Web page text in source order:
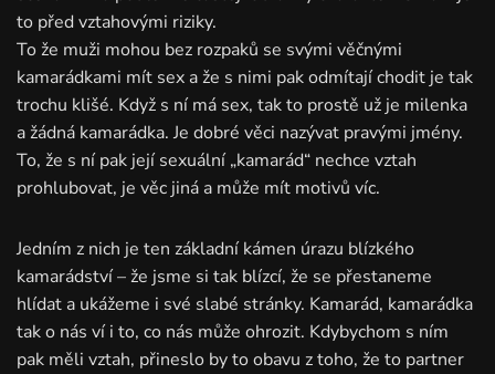
to před vztahovými riziky.
To že muži mohou bez rozpaků se svými věčnými
kamarádkami mít sex a že s nimi pak odmítají chodit je tak
trochu klišé. Když s ní má sex, tak to prostě už je milenka
a žádná kamarádka. Je dobré věci nazývat pravými jmény.
To, že s ní pak její sexuální „kamarád“ nechce vztah
prohlubovat, je věc jiná a může mít motivů víc.
Jedním z nich je ten základní kámen úrazu blízkého
kamarádství – že jsme si tak blízcí, že se přestaneme
hlídat a ukážeme i své slabé stránky. Kamarád, kamarádka
tak o nás ví i to, co nás může ohrozit. Kdybychom s ním
pak měli vztah, přineslo by to obavu z toho, že to partner